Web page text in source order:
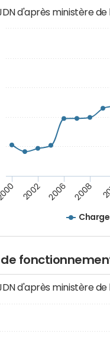
d'après ministère
2002 2006 2008
d'après ministère